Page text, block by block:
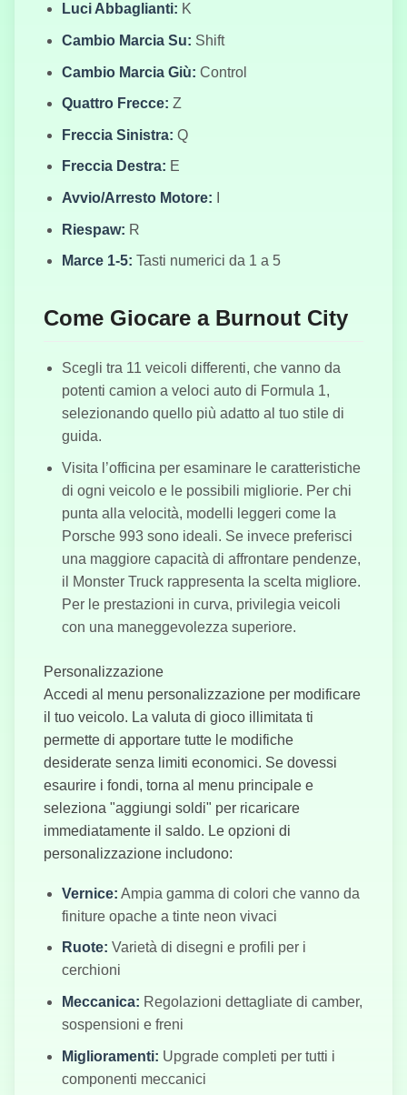
Taxi Simulator
ATV Traffico
Stradale
Luci Abbaglianti: K
Cambio Marcia Su: Shift
Cambio Marcia Giù: Control
Quattro Frecce: Z
Freccia Sinistra: Q
Freccia Destra: E
Avvio/Arresto Motore:
Riespaw: R
Marce 1-5: Tasti numerici da 1 a 5
Come Giocare a Burnout City
Scegli tra 11 veicoli differenti, che vanno da
potenti camion a veloci auto di Formula 1,
selezionando quello più adatto al tuo stile di
guida.
Visita l’officina per esaminare le caratteristiche
di ogni veicolo e le possibili migliorie. Per chi
punta alla velocità, modelli leggeri come la
Porsche 993 sono ideali. Se invece preferisci
una maggiore capacità di affrontare pendenze,
il Monster Truck rappresenta la scelta migliore.
Per le prestazioni in curva, privilegia veicoli
con una maneggevolezza superiore.
Personalizzazione
Accedi al menu personalizzazione per modificare
il tuo veicolo. La valuta di gioco illimitata ti
permette di apportare tutte le modifiche
desiderate senza limiti economici. Se dovessi
esaurire i fondi, torna al menu principale e
seleziona "aggiungi soldi" per ricaricare
immediatamente il saldo. Le opzioni di
personalizzazione includono:
Vernice: Ampia gamma di colori che vanno da
finiture opache a tinte neon vivaci
Ruote: Varietà di disegni e profili per i
cerchioni
Meccanica: Regolazioni dettagliate di camber,
sospensioni e freni
Miglioramenti: Upgrade completi per tutti i
componenti meccanici